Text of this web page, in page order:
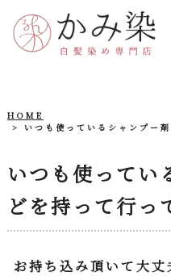
HOME
いつも使っているシャンプー
いつも使ってい
どを持って行っ
お持ち込み頂いて大